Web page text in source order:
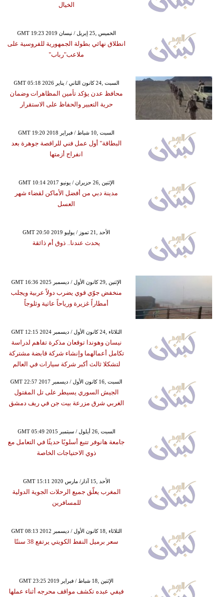
الخيال
GMT 19:23 2019 الخميس ,25 إبريل / نيسان
انطلاق نهائي بطولة الجمهورية للفروسية على
ملاعب"رباب"
GMT 05:18 2026 السبت ,24 كانون الثاني / يناير
محافظ عدن يؤكد تأمين المظاهرات وضمان
حرية التعبير والحفاظ على الاستقرار
GMT 19:20 2018 السبت ,10 شباط / فبراير
البطاقة" أول عمل فني للراقصة جوهرة بعد
انفراج أزمتها
GMT 10:14 2017 الإثنين ,26 حزيران / يونيو
مدينة دبي من أفضل الأماكن لقضاء شهر
العسل
GMT 20:50 2019 الأحد ,21 تموز / يوليو
يحدث عندنا.. ذوق أم ذائقة
GMT 16:36 2025 الإثنين ,29 كانون الأول / ديسمبر
منخفض جوّي قوي يضرب دولاً عربية ويجلب
أمطاراً غزيرة ورياحاً عاتية وثلوجاً
GMT 12:15 2024 الثلاثاء ,24 كانون الأول / ديسمبر
نيسان وهوندا توقعان مذكرة تفاهم لدراسة
تكامل أعمالهما وإنشاء شركة قابضة مشتركة
لتشكلا ثالث أكبر شركة سيارات في العالم
GMT 22:57 2017 السبت ,16 كانون الأول / ديسمبر
الجيش السوري يسيطر على تل المقتول
الغربي شرق مزرعة بيت جن في ريف دمشق
GMT 05:49 2015 السبت ,26 أيلول / سبتمبر
جامعة هانوفر تتبع أسلوبًا حديثًا في التعامل مع
ذوي الاحتياجات الخاصة
GMT 15:11 2020 الأحد ,15 آذار/ مارس
المغرب يعلّق جميع الرحلات الجوية الدولية
للمسافرين
GMT 08:13 2012 الثلاثاء ,18 كانون الأول / ديسمبر
سعر برميل النفط الكويتي يرتفع 38 سنتًا
GMT 23:25 2019 الإثنين ,18 شباط / فبراير
فيفي عبده تكشف مواقف محرجه أثناء عملها